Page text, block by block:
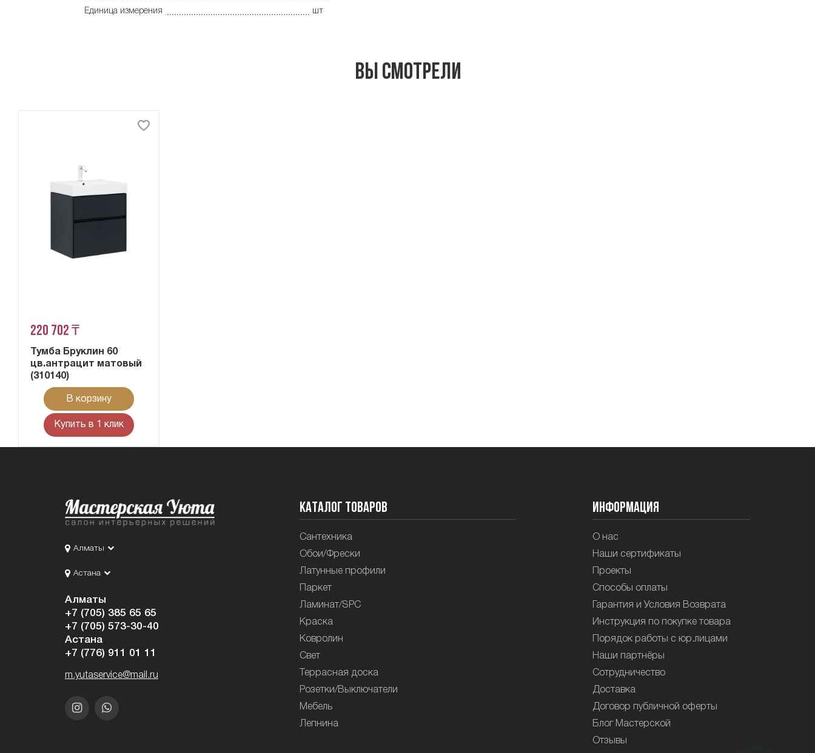
Единица измерения
шт
Вы смотрели
220 702 ₸
Тумба Бруклин 60
цв.антрацит матовый
(310140)
В корзину
Купить в 1 клик
Алматы
Астана
Алматы
+7 (705) 385 65 65
+7 (705) 573-30-40
Астана
+7 (776) 911 01 11
m.yutaservice@mail.ru
Каталог товаров
Сантехника
Обои/Фрески
Латунные профили
Паркет
Ламинат/SPC
Краска
Ковролин
Свет
Террасная доска
Розетки/Выключатели
Мебель
Лепнина
Информация
О нас
Наши сертификаты
Проекты
Способы оплаты
Гарантия и Условия Возврата
Инструкция по покупке товара
Порядок работы с юр.лицами
Наши партнёры
Сотрудничество
Доставка
Договор публичной оферты
Блог Мастерской
Отзывы